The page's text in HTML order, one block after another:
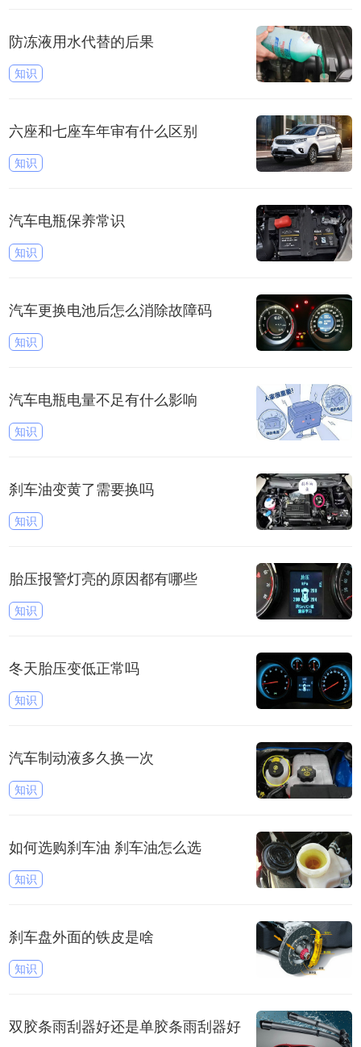
防冻液用水代替的后果
知识
六座和七座车年审有什么区别
知识
汽车电瓶保养常识
知识
汽车更换电池后怎么消除故障码
知识
汽车电瓶电量不足有什么影响
知识
刹车油变黄了需要换吗
知识
胎压报警灯亮的原因都有哪些
知识
冬天胎压变低正常吗
知识
汽车制动液多久换一次
知识
如何选购刹车油 刹车油怎么选
知识
刹车盘外面的铁皮是啥
知识
双胶条雨刮器好还是单胶条雨刮器好